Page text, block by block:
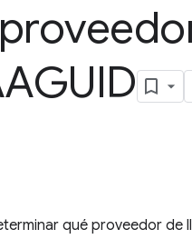
qué proveedor de